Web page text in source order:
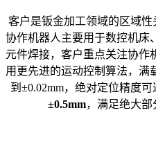
客户是钣金加工领域的区域性
协作机器人主要用于数控机床
元件焊接，客户重点关注协作
用更先进的运动控制算法，满
到±0.02mm，绝对定位精度可
±0.5mm，满足绝大部